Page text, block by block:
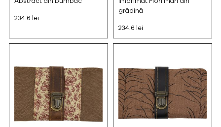
234.6 lei
grădină
234.6 lei